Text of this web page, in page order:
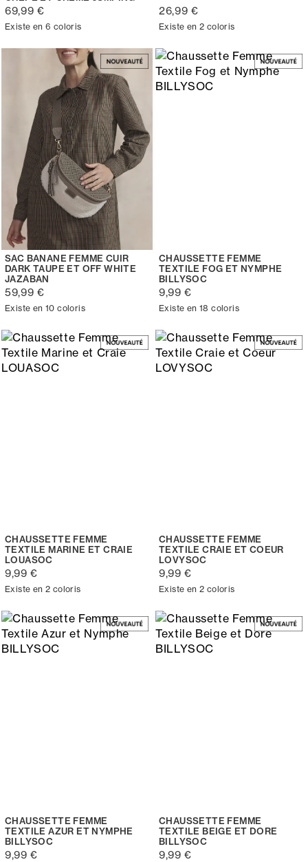
69,99 €
Existe en 6 coloris
26,99 €
Existe en 2 coloris
SAC BANANE FEMME CUIR
DARK TAUPE ET OFF WHITE
JAZABAN
59,99 €
Existe en 10 coloris
CHAUSSETTE FEMME
TEXTILE FOG ET NYMPHE
BILLYSOC
9,99 €
Existe en 18 coloris
CHAUSSETTE FEMME
TEXTILE MARINE ET CRAIE
LOUASOC
9,99 €
Existe en 2 coloris
CHAUSSETTE FEMME
TEXTILE CRAIE ET COEUR
LOVYSOC
9,99 €
Existe en 2 coloris
CHAUSSETTE FEMME
TEXTILE AZUR ET NYMPHE
BILLYSOC
9,99 €
CHAUSSETTE FEMME
TEXTILE BEIGE ET DORE
BILLYSOC
9,99 €